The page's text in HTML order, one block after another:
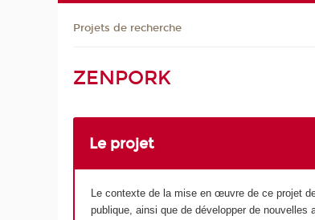
Projets de recherche
ZENPORK
Le projet
Le contexte de la mise en œuvre de ce projet
publique, ainsi que de développer de nouvelles